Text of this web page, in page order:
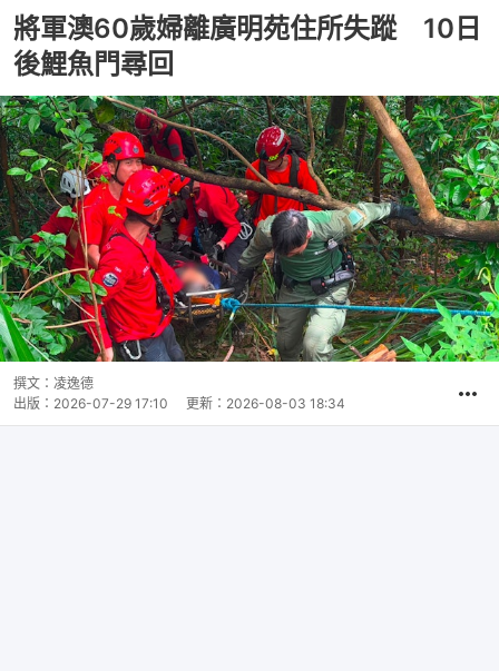
將軍澳60歲婦離廣明苑住所失蹤 10日
後鯉魚門尋回
撰文： 凌逸德
出版： 2026-07-29 17:10 更新： 2026-08-03 18:34